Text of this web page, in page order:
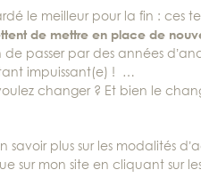
le meilleur pour la fin : ces
de mettre en place de
de passer par des années
impuissant(e) ! …
changer ? Et bien le
savoir plus sur les modalités
sur mon site en cliquant sur